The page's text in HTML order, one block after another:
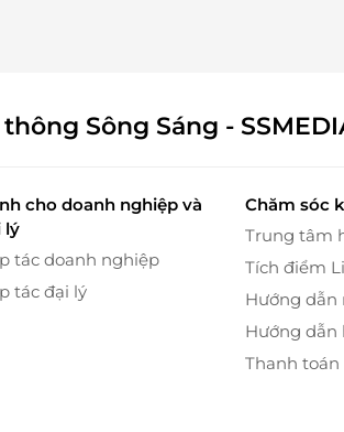
Sông Sáng -
cho doanh nghiệp và
lý
tác doanh nghiệp
tác đại lý
Chăm sóc
Trung tâm
Tích điểm
Hướng dẫn
Hướng dẫn
Thanh toán